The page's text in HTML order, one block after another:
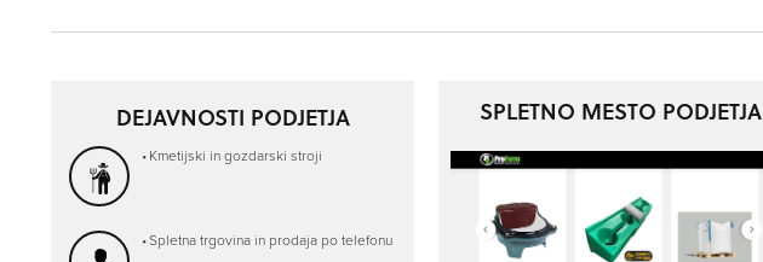
DEJAVNOSTI PODJETJA
Kmetijski in gozdarski stroji
Spletna trgovina in prodaja po telefonu
SPLETNO MESTO PODJETJA